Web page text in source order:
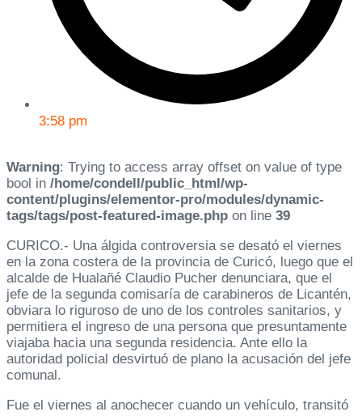
3:58 pm
Warning: Trying to access array offset on value of type
bool in /home/condell/public_html/wp-
content/plugins/elementor-pro/modules/dynamic-
tags/tags/post-featured-image.php on line 39
CURICO.- Una álgida controversia se desató el viernes
en la zona costera de la provincia de Curicó, luego que el
alcalde de Hualañé Claudio Pucher denunciara, que el
jefe de la segunda comisaría de carabineros de Licantén,
obviara lo riguroso de uno de los controles sanitarios, y
permitiera el ingreso de una persona que presuntamente
viajaba hacia una segunda residencia. Ante ello la
autoridad policial desvirtuó de plano la acusación del jefe
comunal.
Fue el viernes al anochecer cuando un vehículo, transitó